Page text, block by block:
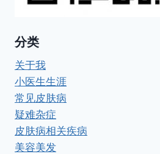
分类
关于我
小医生生涯
常见皮肤病
疑难杂症
皮肤病相关疾病
美容美发